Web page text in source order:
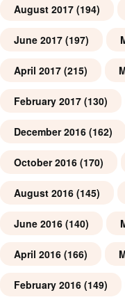
August 2017 (194)
June 2017 (197)
April 2017 (215)
February 2017 (130)
December 2016 (162)
October 2016 (170)
August 2016 (145)
June 2016 (140)
April 2016 (166)
February 2016 (149)